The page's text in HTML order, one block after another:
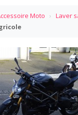
Moto › Laver